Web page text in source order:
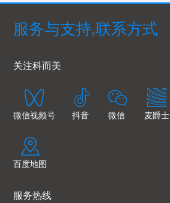
服务与支持,联系方式
关注科而美
微信视频号 抖音 微信 麦爵士
百度地图
服务热线